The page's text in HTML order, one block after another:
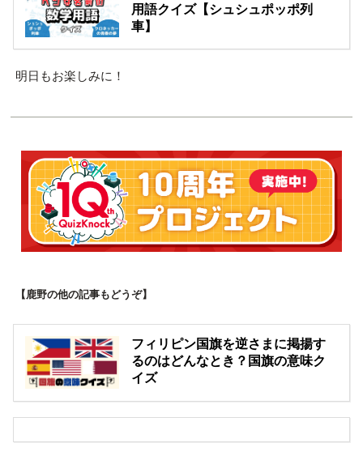
用語クイズ【シュシュポッポ列
車】
明日もお楽しみに！
【鹿野の他の記事もどうぞ】
フィリピン国旗を逆さまに掲揚す
るのはどんなとき？国旗の意味ク
イズ